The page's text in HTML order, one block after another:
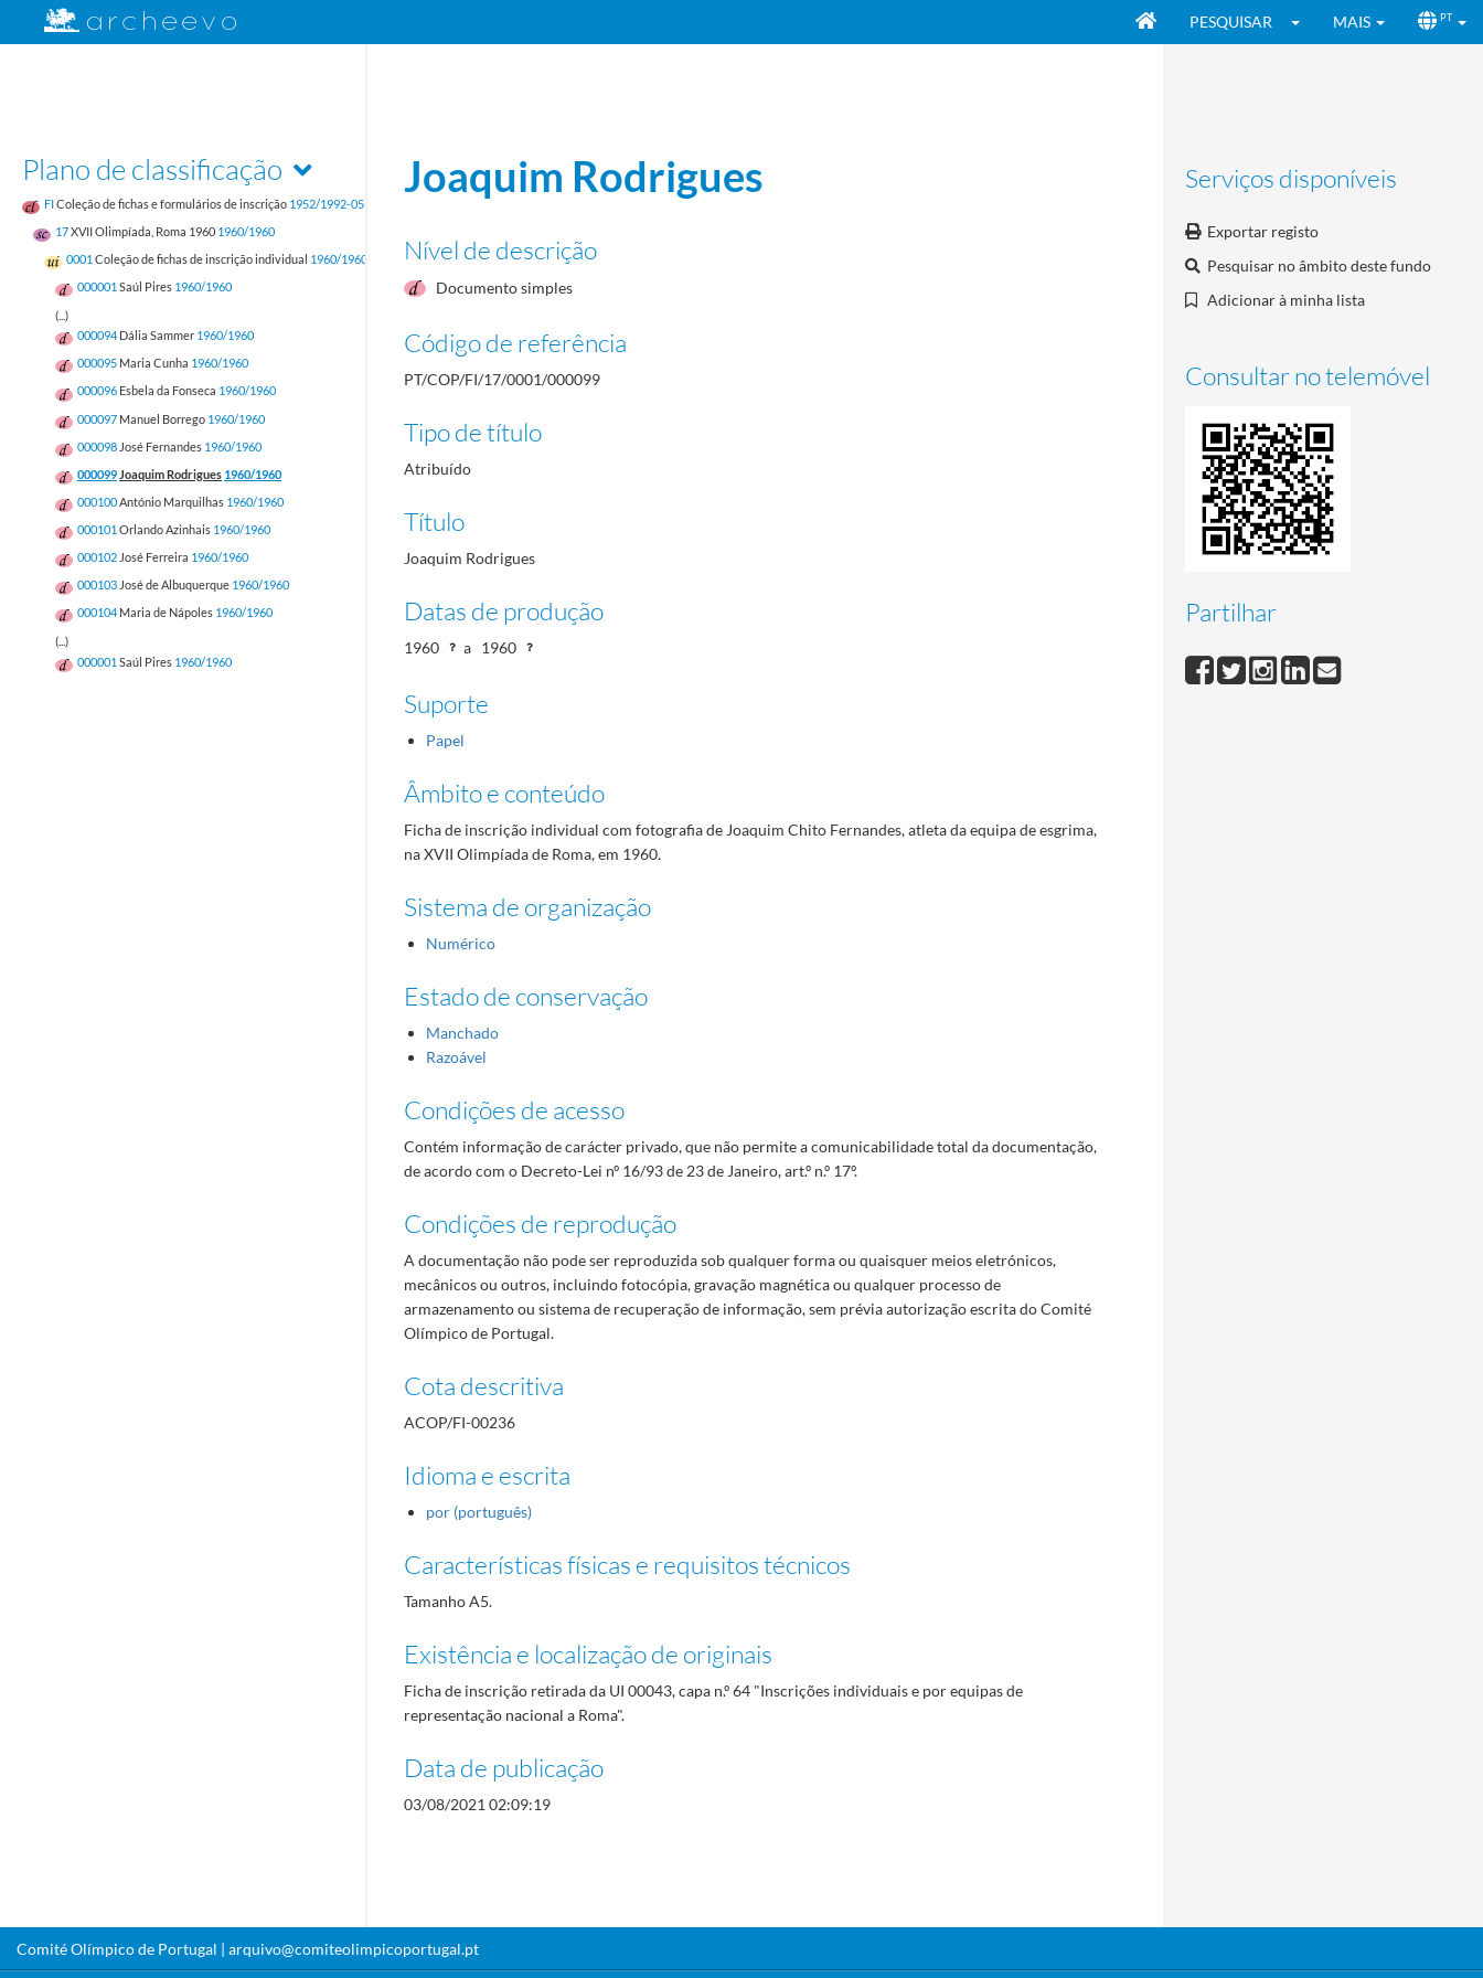
PESQUISAR MAIS PT
Plano de classificação
FIColeção de fichas e formulários de inscrição 1952/1992-05-17
17XVII Olimpíada, Roma 1960 1960/1960
0001 Coleção de fichas de inscrição individual 1960/1960
000001 Saúl Pires 1960/1960
(...)
000094 Dália Sammer 1960/1960
000095 Maria Cunha 1960/1960
000096 Esbela da Fonseca 1960/1960
000097 Manuel Borrego 1960/1960
000098 José Fernandes 1960/1960
000099 Joaquim Rodrigues 1960/1960
000100António Marquilhas 1960/1960
000101 Orlando Azinhais 1960/1960
000102 José Ferreira 1960/1960
000103 José de Albuquerque 1960/1960
000104 Maria de Nápoles 1960/1960
(...)
000001 Saúl Pires 1960/1960
Serviços disponíveis
Exportar registo
Pesquisar no âmbito deste fundo
Adicionar à minha lista
Consultar no telemóvel
Partilhar
Joaquim Rodrigues
Nível de descrição
Documento simples
Código de referência
PT/COP/FI/17/0001/000099
Tipo de título
Atribuído
Título
Joaquim Rodrigues
Datas de produção
1960 a 1960
Suporte
Papel
Âmbito e conteúdo
Ficha de inscrição individual com fotografia de Joaquim Chito Fernandes, atleta da equipa de esgrima,
na XVII Olimpíada de Roma, em 1960.
Sistema de organização
Numérico
Estado de conservação
Manchado
Razoável
Condições de acesso
Contém informação de carácter privado, que não permite a comunicabilidade total da documentação,
de acordo com o Decreto-Lei nº 16/93 de 23 de Janeiro, art.º n.º 17º.
Condições de reprodução
A documentação não pode ser reproduzida sob qualquer forma ou quaisquer meios eletrónicos,
mecânicos ou outros, incluindo fotocópia, gravação magnética ou qualquer processo de
armazenamento ou sistema de recuperação de informação, sem prévia autorização escrita do Comité
Olímpico de Portugal.
Cota descritiva
ACOP/FI-00236
Idioma e escrita
por (português)
Características físicas e requisitos técnicos
Tamanho A5.
Existência e localização de originais
Ficha de inscrição retirada da UI 00043, capa n.º 64 "Inscrições individuais e por equipas de
representação nacional a Roma".
Data de publicação
03/08/2021 02:09:19
Comité Olímpico de Portugal | arquivo@comiteolimpicoportugal.pt